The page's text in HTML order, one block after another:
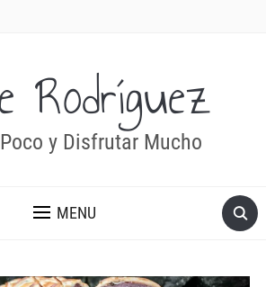
Rodríguez
y Disfrutar Mucho
MENU